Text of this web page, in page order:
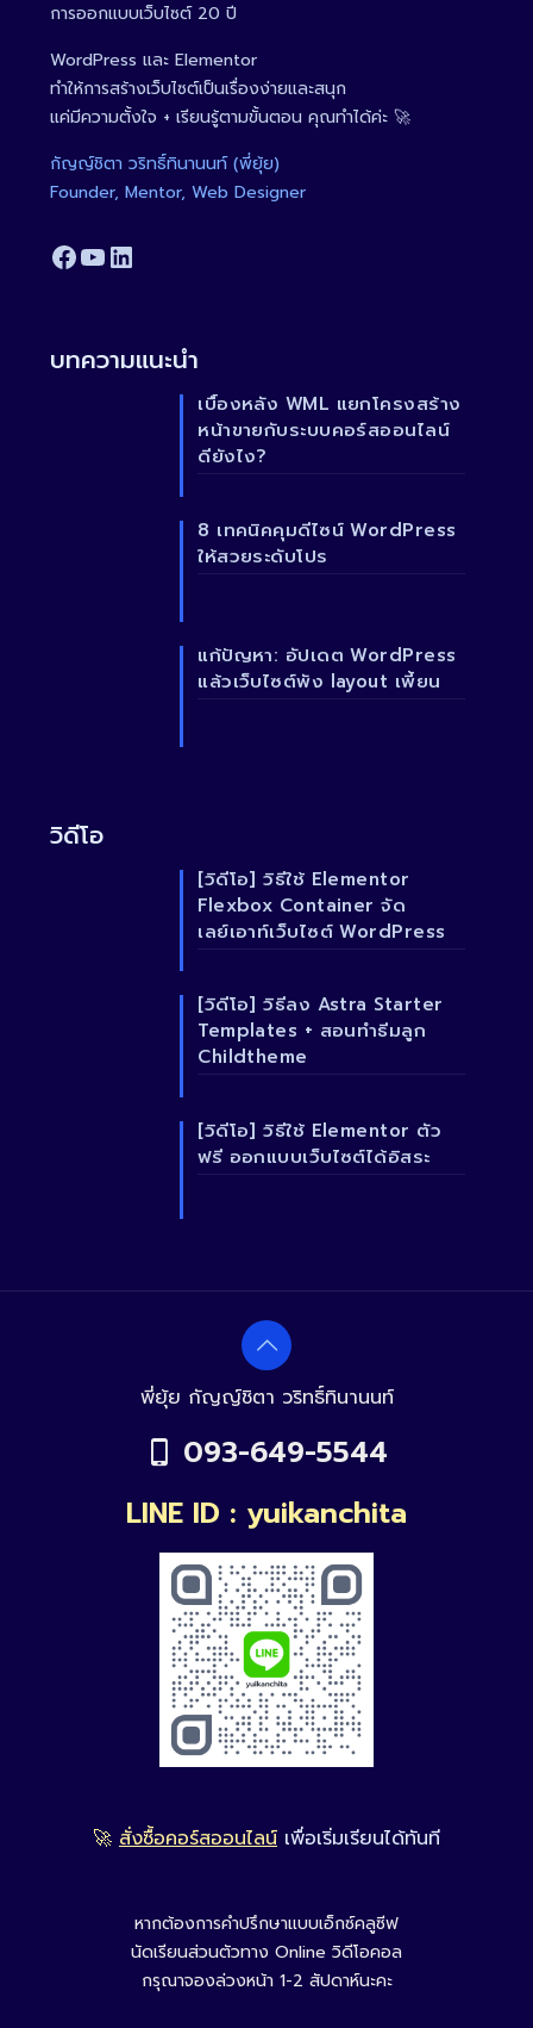
การออกแบบเว็บไซต์ 20 ปี
WordPress และ Elementor
ทำให้การสร้างเว็บไซต์เป็นเรื่องง่ายและสนุก
แค่มีความตั้งใจ + เรียนรู้ตามขั้นตอน คุณทำได้ค่ะ 🚀
กัญญ์ชิตา วริทธิ์ทินานนท์ (พี่ยุ้ย)
Founder, Mentor, Web Designer
Facebook
YouTube
LinkedIn
บทความแนะนำ
เบื้องหลัง WML แยกโครงสร้าง
หน้าขายกับระบบคอร์สออนไลน์
ดียังไง?
8 เทคนิคคุมดีไซน์ WordPress
ให้สวยระดับโปร
แก้ปัญหา: อัปเดต WordPress
แล้วเว็บไซต์พัง layout เพี้ยน
วิดีโอ
[วิดีโอ] วิธีใช้ Elementor
Flexbox Container จัด
เลย์เอาท์เว็บไซต์ WordPress
[วิดีโอ] วิธีลง Astra Starter
Templates + สอนทำธีมลูก
Childtheme
[วิดีโอ] วิธีใช้ Elementor ตัว
ฟรี ออกแบบเว็บไซต์ได้อิสระ
พี่ยุ้ย กัญญ์ชิตา วริทธิ์ทินานนท์
093-649-5544
LINE ID : yuikanchita
🚀 สั่งซื้อคอร์สออนไลน์ เพื่อเริ่มเรียนได้ทันที
หากต้องการคำปรึกษาแบบเอ็กซ์คลูซีฟ
นัดเรียนส่วนตัวทาง Online วิดีโอคอล
กรุณาจองล่วงหน้า 1-2 สัปดาห์นะคะ